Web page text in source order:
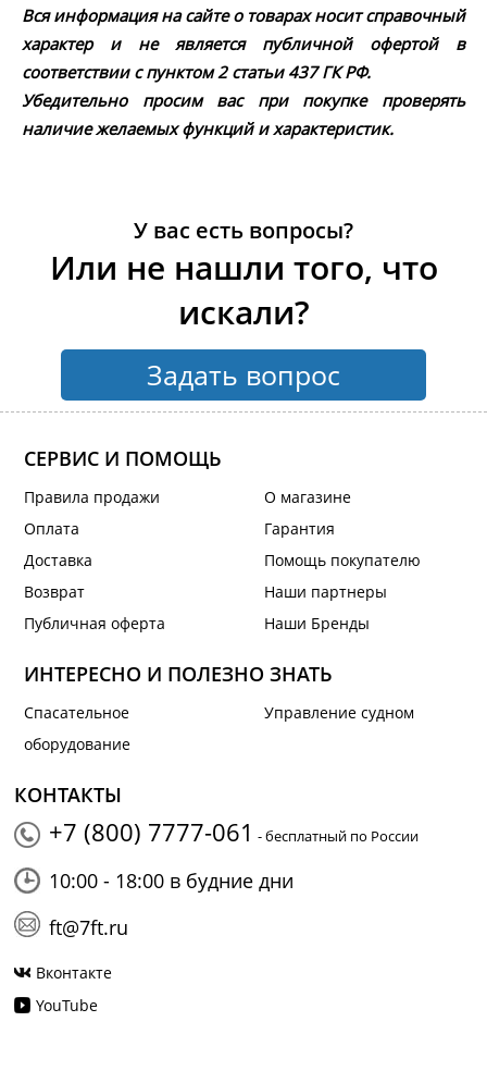
Вся информация на сайте о товарах носит справочный
характер и не является публичной офертой в
соответствии с пунктом 2 статьи 437 ГК РФ.
Убедительно просим вас при покупке проверять
наличие желаемых функций и характеристик.
У вас есть вопросы?
Или не нашли того, что
искали?
Задать вопрос
СЕРВИС И ПОМОЩЬ
Правила продажи
Оплата
Доставка
Возврат
Публичная оферта
О магазине
Гарантия
Помощь покупателю
Наши партнеры
Наши Бренды
ИНТЕРЕСНО И ПОЛЕЗНО ЗНАТЬ
Спасательное
оборудование
Управление судном
КОНТАКТЫ
+7 (800) 7777-061 - бесплатный по России
10:00 - 18:00 в будние дни
ft@7ft.ru
Вконтакте
YouTube